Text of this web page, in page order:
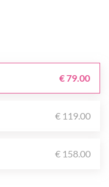
€ 79.00
€ 119.00
€ 158.00